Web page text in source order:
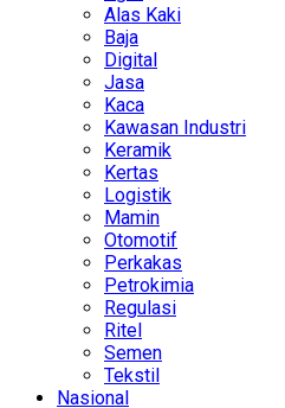
Alas Kaki
Baja
Digital
Jasa
Kaca
Kawasan Industri
Keramik
Kertas
Logistik
Mamin
Otomotif
Perkakas
Petrokimia
Regulasi
Ritel
Semen
Tekstil
Nasional